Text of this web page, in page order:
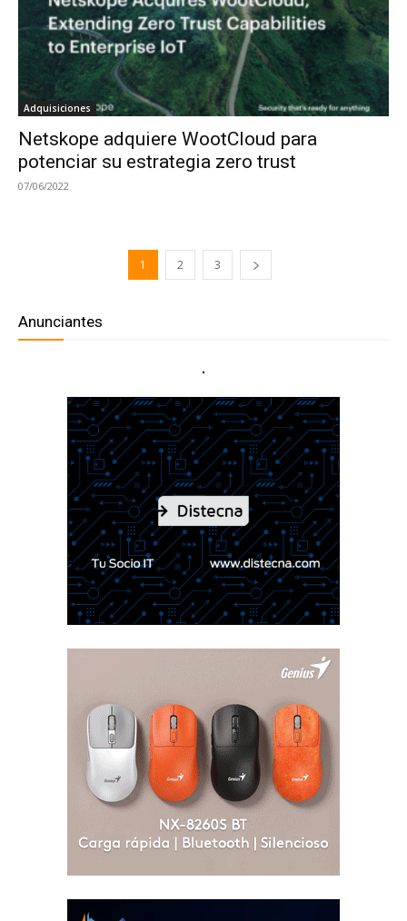
Adquisiciones
Netskope adquiere WootCloud para
potenciar su estrategia zero trust
07/06/2022
1 2 3
Anunciantes